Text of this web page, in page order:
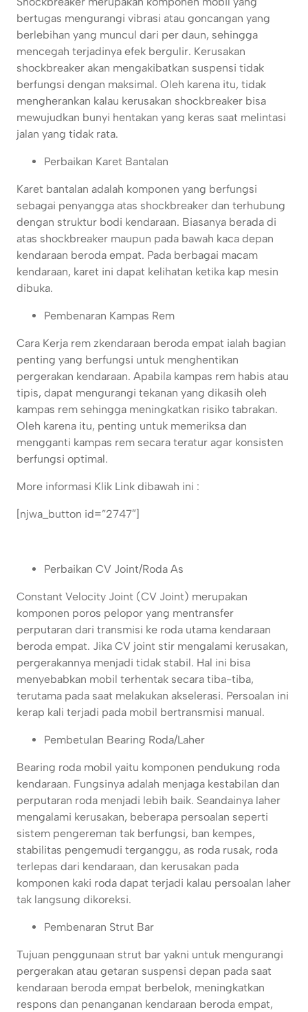
bertugas mengurangi vibrasi atau goncangan yang
berlebihan yang muncul dari per daun, sehingga
mencegah terjadinya efek bergulir. Kerusakan
shockbreaker akan mengakibatkan suspensi tidak
berfungsi dengan maksimal. Oleh karena itu, tidak
mengherankan kalau kerusakan shockbreaker bisa
mewujudkan bunyi hentakan yang keras saat melintasi
jalan yang tidak rata.
Perbaikan Karet Bantalan
Karet bantalan adalah komponen yang berfungsi
sebagai penyangga atas shockbreaker dan terhubung
dengan struktur bodi kendaraan. Biasanya berada di
atas shockbreaker maupun pada bawah kaca depan
kendaraan beroda empat. Pada berbagai macam
kendaraan, karet ini dapat kelihatan ketika kap mesin
dibuka.
Pembenaran Kampas Rem
Cara Kerja rem zkendaraan beroda empat ialah bagian
penting yang berfungsi untuk menghentikan
pergerakan kendaraan. Apabila kampas rem habis atau
tipis, dapat mengurangi tekanan yang dikasih oleh
kampas rem sehingga meningkatkan risiko tabrakan.
Oleh karena itu, penting untuk memeriksa dan
mengganti kampas rem secara teratur agar konsisten
berfungsi optimal.
More informasi Klik Link dibawah ini :
[njwa_button id=”2747″]
Perbaikan CV Joint/Roda As
Constant Velocity Joint (CV Joint) merupakan
komponen poros pelopor yang mentransfer
perputaran dari transmisi ke roda utama kendaraan
beroda empat. Jika CV joint stir mengalami kerusakan,
pergerakannya menjadi tidak stabil. Hal ini bisa
menyebabkan mobil terhentak secara tiba-tiba,
terutama pada saat melakukan akselerasi. Persoalan ini
kerap kali terjadi pada mobil bertransmisi manual.
Pembetulan Bearing Roda/Laher
Bearing roda mobil yaitu komponen pendukung roda
kendaraan. Fungsinya adalah menjaga kestabilan dan
perputaran roda menjadi lebih baik. Seandainya laher
mengalami kerusakan, beberapa persoalan seperti
sistem pengereman tak berfungsi, ban kempes,
stabilitas pengemudi terganggu, as roda rusak, roda
terlepas dari kendaraan, dan kerusakan pada
komponen kaki roda dapat terjadi kalau persoalan laher
tak langsung dikoreksi.
Pembenaran Strut Bar
Tujuan penggunaan strut bar yakni untuk mengurangi
pergerakan atau getaran suspensi depan pada saat
kendaraan beroda empat berbelok, meningkatkan
respons dan penanganan kendaraan beroda empat,